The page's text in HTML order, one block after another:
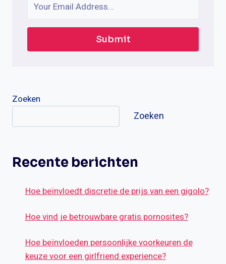
Submit
Zoeken
Zoeken
Recente berichten
Hoe beïnvloedt discretie de prijs van een gigolo?
Hoe vind je betrouwbare gratis pornosites?
Hoe beïnvloeden persoonlijke voorkeuren de
keuze voor een girlfriend experience?